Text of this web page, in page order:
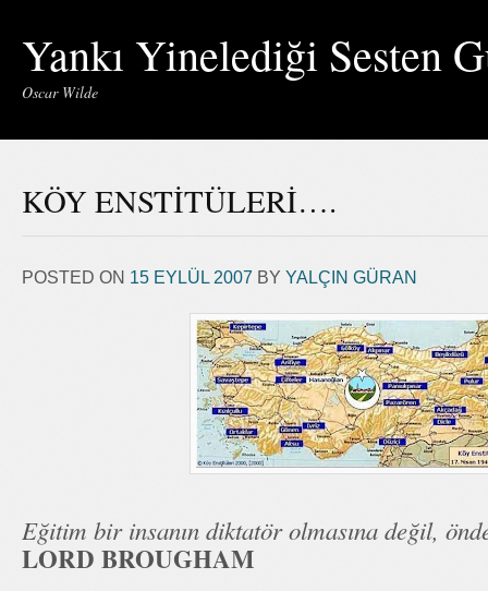
Yankı Yinelediği Sesten
Oscar Wilde
KÖY ENSTİTÜLERİ….
POSTED ON 15 EYLÜL 2007 BY YALÇIN GÜRAN
Eğitim bir insanın diktatör olmasına değil,
LORD BROUGHAM